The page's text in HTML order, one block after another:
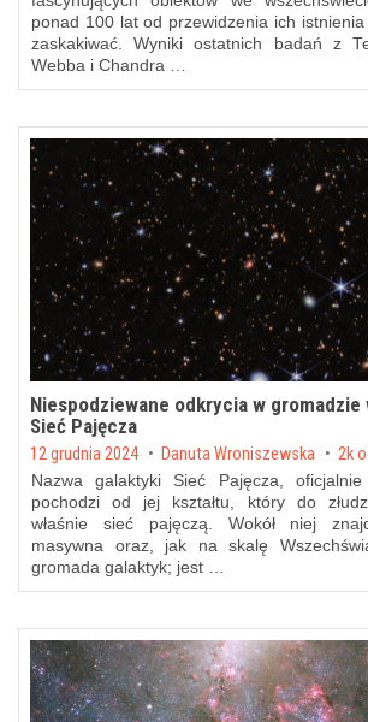
ponad 100 lat od przewidzenia ich
zaskakiwać. Wyniki ostatnich badań z
Webba i Chandra …
Niespodziewane odkrycia w gromadzie
Sieć Pajęcza
Posted on
12 grudnia 2024 by Danuta Wroniszewska 2k
Nazwa galaktyki Sieć Pajęcza,
pochodzi od jej kształtu, który do
właśnie sieć pajęczą. Wokół niej
masywna oraz, jak na skalę
gromada galaktyk; jest …